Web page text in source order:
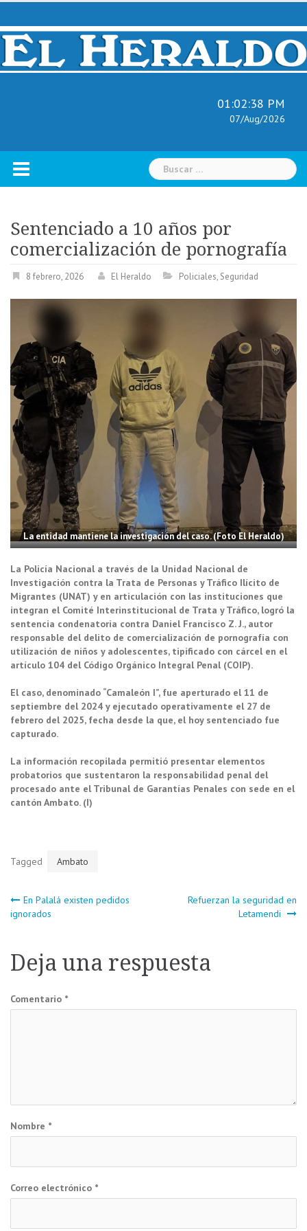
Skip
content
01:02:39 PM
07/Aug/2026
Buscar:
Sentenciado a 10 años por
comercialización de pornografía
8 febrero, 2026 El Heraldo Policiales, Seguridad
La entidad mantiene la investigación del caso. (Foto El Heraldo)
La Policía Nacional a través de la Unidad Nacional de
Investigación contra la Trata de Personas y Tráfico Ilícito de
Migrantes (UNAT) y en articulación con las instituciones que
integran el Comité Interinstitucional de Trata y Tráfico, logró la
sentencia condenatoria contra Daniel Francisco Z. J., autor
responsable del delito de comercialización de pornografía con
utilización de niños y adolescentes, tipificado con cárcel en el
artículo 104 del Código Orgánico Integral Penal (COIP).
El caso, denominado “Camaleón I”, fue aperturado el 11 de
septiembre del 2024 y ejecutado operativamente el 27 de
febrero del 2025, fecha desde la que, el hoy sentenciado fue
capturado.
La información recopilada permitió presentar elementos
probatorios que sustentaron la responsabilidad penal del
procesado ante el Tribunal de Garantías Penales con sede en el
cantón Ambato. (I)
Tagged Ambato
Navegación
entradas
En Palalá existen pedidos
ignorados
Refuerzan la seguridad en
Letamendi
Deja una respuesta
Comentario *
Nombre *
Correo electrónico *